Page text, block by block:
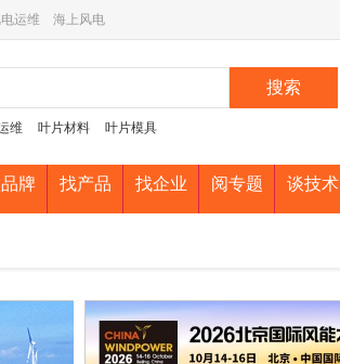
运维 海上风电
搜索
维 叶片材料 叶片模具
牌 找产品 找企业 阅专题 谈技术